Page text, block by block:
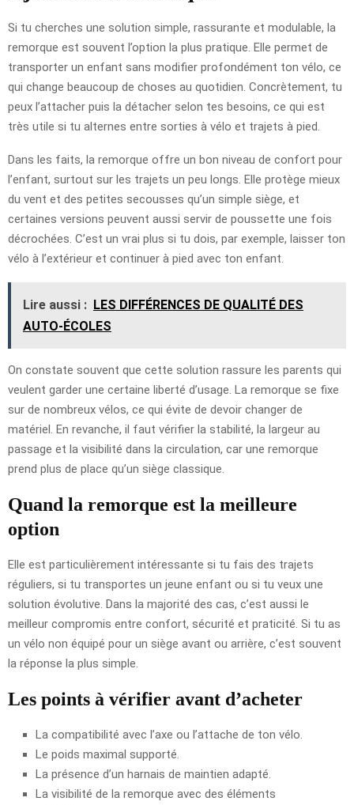
Si tu cherches une solution simple, rassurante et modulable, la
remorque est souvent l’option la plus pratique. Elle permet de
transporter un enfant sans modifier profondément ton vélo, ce
qui change beaucoup de choses au quotidien. Concrètement, tu
peux l’attacher puis la détacher selon tes besoins, ce qui est
très utile si tu alternes entre sorties à vélo et trajets à pied.
Dans les faits, la remorque offre un bon niveau de confort pour
l’enfant, surtout sur les trajets un peu longs. Elle protège mieux
du vent et des petites secousses qu’un simple siège, et
certaines versions peuvent aussi servir de poussette une fois
décrochées. C’est un vrai plus si tu dois, par exemple, laisser ton
vélo à l’extérieur et continuer à pied avec ton enfant.
Lire aussi : LES DIFFÉRENCES DE QUALITÉ DES
AUTO-ÉCOLES
On constate souvent que cette solution rassure les parents qui
veulent garder une certaine liberté d’usage. La remorque se fixe
sur de nombreux vélos, ce qui évite de devoir changer de
matériel. En revanche, il faut vérifier la stabilité, la largeur au
passage et la visibilité dans la circulation, car une remorque
prend plus de place qu’un siège classique.
Quand la remorque est la meilleure
option
Elle est particulièrement intéressante si tu fais des trajets
réguliers, si tu transportes un jeune enfant ou si tu veux une
solution évolutive. Dans la majorité des cas, c’est aussi le
meilleur compromis entre confort, sécurité et praticité. Si tu as
un vélo non équipé pour un siège avant ou arrière, c’est souvent
la réponse la plus simple.
Les points à vérifier avant d’acheter
La compatibilité avec l’axe ou l’attache de ton vélo.
Le poids maximal supporté.
La présence d’un harnais de maintien adapté.
La visibilité de la remorque avec des éléments